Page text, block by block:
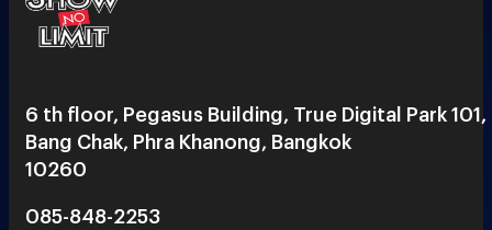
6 th floor, Pegasus Building, True Digital Park 101,
Bang Chak, Phra Khanong, Bangkok
10260
085-848-2253